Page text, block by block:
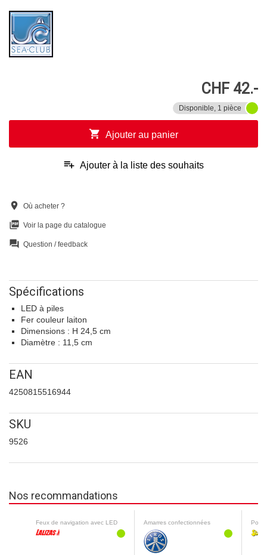
CHF 42.-
Disponible, 1 pièce
shopping_cart Ajouter au panier
playlist_add Ajouter à la liste des souhaits
location_on Où acheter ?
picture_as_pdf Voir la page du catalogue
question_answer Question / feedback
Spécifications
LED à piles
Fer couleur laiton
Dimensions : H 24,5 cm
Diamètre : 11,5 cm
EAN
4250815516944
SKU
9526
Nos recommandations
Feux de navigation avec LED Amarres confectionnées